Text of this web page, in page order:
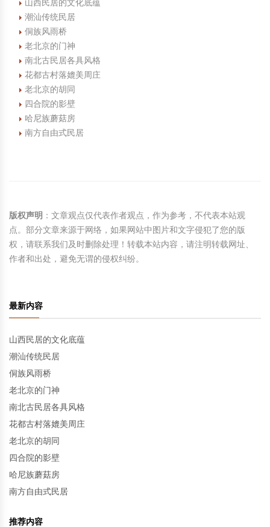
山西民居的文化底蕴
潮汕传统民居
侗族风雨桥
老北京的门神
南北古民居各具风格
花都古村落媲美周庄
老北京的胡同
四合院的影壁
哈尼族蘑菇房
南方自由式民居
版权声明 ：文章观点仅代表作者观点，作为参考，不代表本站观
点。部分文章来源于网络，如果网站中图片和文字侵犯了您的版
权，请联系我们及时删除处理！转载本站内容，请注明转载网址、
作者和出处，避免无谓的侵权纠纷。
最新内容
山西民居的文化底蕴
潮汕传统民居
侗族风雨桥
老北京的门神
南北古民居各具风格
花都古村落媲美周庄
老北京的胡同
四合院的影壁
哈尼族蘑菇房
南方自由式民居
推荐内容